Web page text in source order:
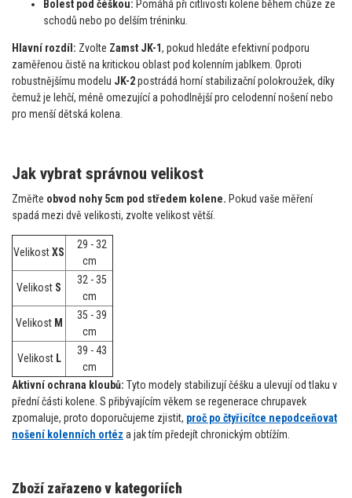
Bolest pod čéškou: Pomáhá při citlivosti kolene během chůze ze
schodů nebo po delším tréninku.
Hlavní rozdíl: Zvolte Zamst JK-1, pokud hledáte efektivní podporu
zaměřenou čistě na kritickou oblast pod kolenním jablkem. Oproti
robustnějšímu modelu JK-2postrádá horní stabilizační polokroužek, díky
čemuž je lehčí, méně omezující a pohodlnější pro celodenní nošení nebo
pro menší dětská kolena.
Jak vybrat správnou velikost
Změřte obvod nohy 5cm pod středem kolene. Pokud vaše měření
spadá mezi dvě velikosti, zvolte velikost větší.
VelikostXS
29 - 32
cm
Velikost S
32 - 35
cm
Velikost M
35 - 39
cm
Velikost L
39 - 43
cm
Aktivní ochrana kloubů: Tyto modely stabilizují čéšku a ulevují od tlaku v
přední části kolene. S přibývajícím věkem se regenerace chrupavek
zpomaluje, proto doporučujeme zjistit, proč po čtyřicítce nepodceňovat
nošení kolenních ortéz a jak tím předejít chronickým obtížím.
Zboží zařazeno v kategoriích